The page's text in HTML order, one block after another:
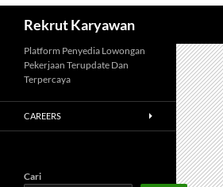
Rekrut Karyawan
Platform Penyedia Lowongan
Pekerjaan Terupdate Dan
Terpercaya
CAREERS
Cari